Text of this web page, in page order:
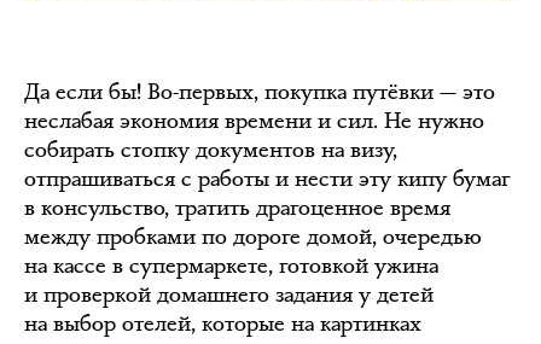
Да если бы! Во-первых, покупка путёвки — это
неслабая экономия времени и сил. Не нужно
собирать стопку документов на визу,
отпрашиваться с работы и нести эту кипу бумаг
в консульство, тратить драгоценное время
между пробками по дороге домой, очередью
на кассе в супермаркете, готовкой ужина
и проверкой домашнего задания у детей
на выбор отелей, которые на картинках